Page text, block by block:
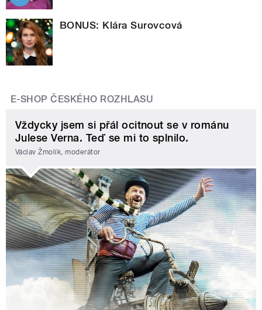
BONUS: Klára Surovcová
E-SHOP ČESKÉHO ROZHLASU
Vždycky jsem si přál ocitnout se v románu
Julese Verna. Teď se mi to splnilo.
Václav Žmolík, moderátor